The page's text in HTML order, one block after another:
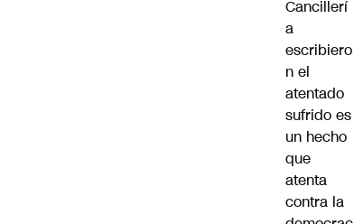
Cancillerí
a
escribiero
n el
atentado
sufrido es
un hecho
que
atenta
contra la